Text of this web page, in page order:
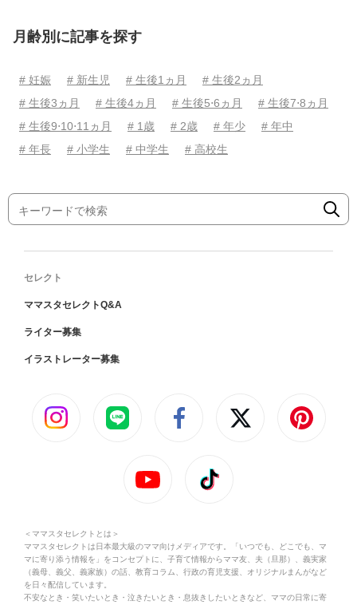
月齢別に記事を探す
# 妊娠 # 新生児 # 生後1ヵ月
# 生後2ヵ月
# 生後3ヵ月
# 生後4ヵ月 # 生後5⋅6ヵ月
# 生後7⋅8ヵ月
# 生後9⋅10⋅11ヵ月
# 1歳 # 2歳 # 年少
# 年中
# 年長
# 小学生 # 中学生 # 高校生
セレクト
ママスタセレクトQ&A
ライター募集
イラストレーター募集
＜ママスタセレクトとは＞
ママスタセレクトは日本最大級のママ向けメディアです。「いつでも、どこでも、マ
マに寄り添う情報を」をコンセプトに、子育て情報からママ友、夫（旦那）、義実家
（義母、義父、義家族）の話、教育コラム、行政の育児支援、オリジナルまんがなど
を日々配信しています。
不安なとき・笑いたいとき・泣きたいとき・息抜きしたいときなど、ママの日常に寄